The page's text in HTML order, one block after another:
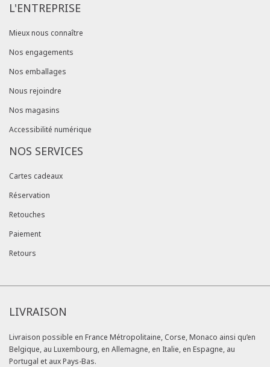
L'ENTREPRISE
Mieux nous connaître
Nos engagements
Nos emballages
Nous rejoindre
Nos magasins
Accessibilité numérique
NOS SERVICES
Cartes cadeaux
Réservation
Retouches
Paiement
Retours
LIVRAISON
Livraison possible en France Métropolitaine, Corse, Monaco ainsi qu’en
Belgique, au Luxembourg, en Allemagne, en Italie, en Espagne, au
Portugal et aux Pays-Bas.